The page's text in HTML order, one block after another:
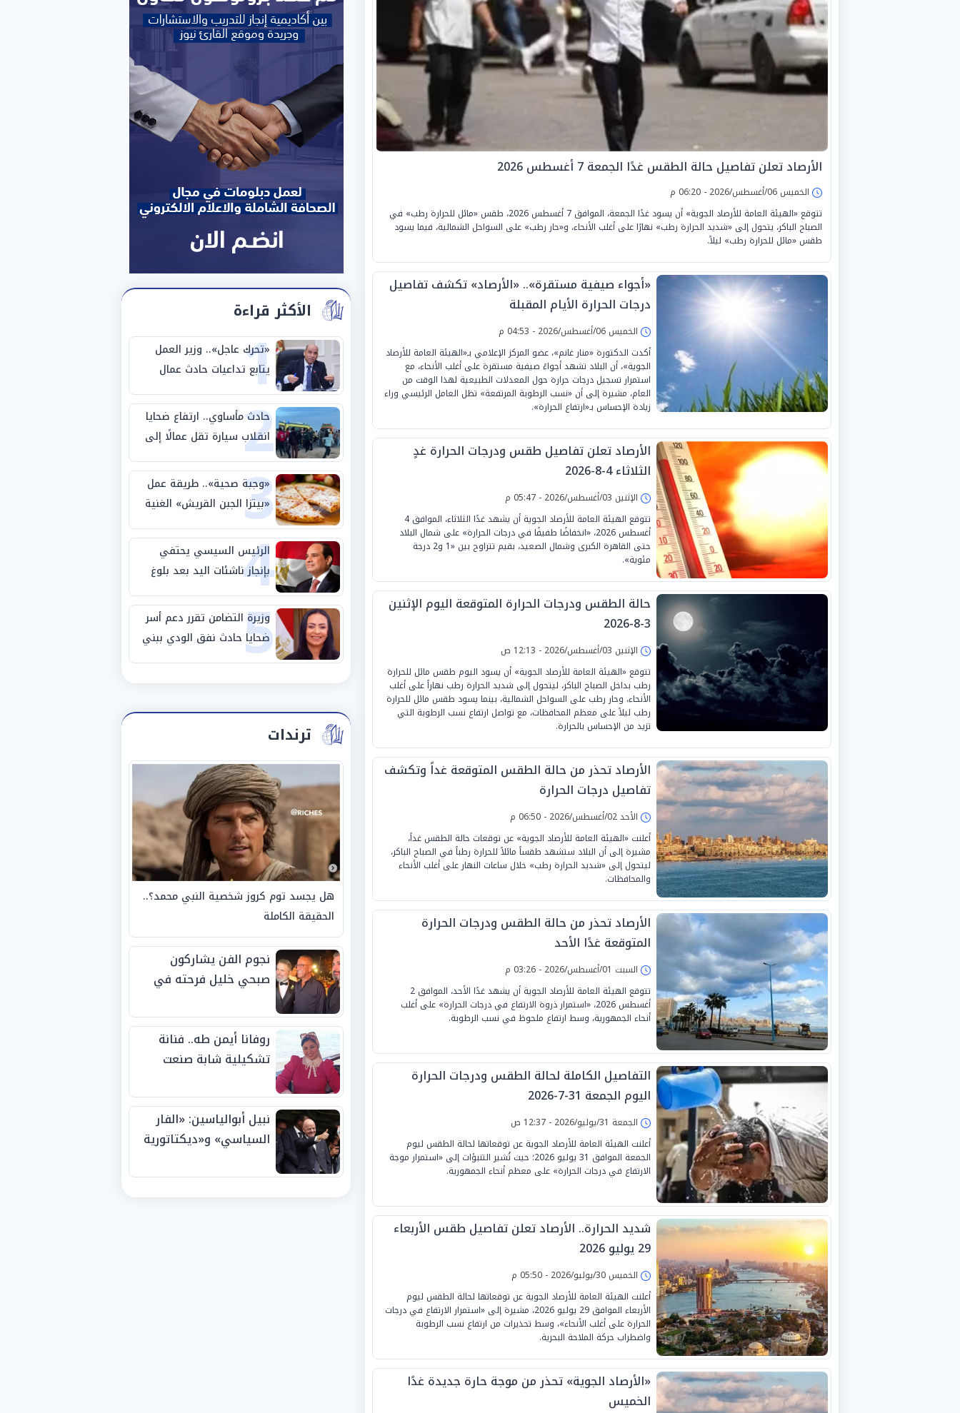
الأرصاد تعلن تفاصيل حالة الطقس غدًا الجمعة 7 أغسطس 2026
الخميس 06/أغسطس/2026 - 06:20 م
تتوقع «الهيئة العامة للأرصاد الجوية» أن يسود غدًا الجمعة، الموافق 7 أغسطس 2026، طقس «مائل للحرارة رطب» في
الصباح الباكر، يتحول إلى «شديد الحرارة رطب» نهارًا على أغلب الأنحاء، و«حار رطب» على السواحل الشمالية، فيما يسود
طقس «مائل للحرارة رطب» ليلاً.
«أجواء صيفية مستقرة».. «الأرصاد» تكشف تفاصيل
درجات الحرارة الأيام المقبلة
الخميس 06/أغسطس/2026 - 04:53 م
أكدت الدكتورة «منار غانم»، عضو المركز الإعلامي بـ«الهيئة العامة للأرصاد
الجوية»، أن البلاد تشهد أجواءً صيفية مستقرة على أغلب الأنحاء، مع
استمرار تسجيل درجات حرارة حول المعدلات الطبيعية لهذا الوقت من
العام، مشيرة إلى أن «نسب الرطوبة المرتفعة» تظل العامل الرئيسي وراء
زيادة الإحساس بـ«ارتفاع الحرارة».
الأرصاد تعلن تفاصيل طقس ودرجات الحرارة غدٍ
الثلاثاء 4-8-2026
الإثنين 03/أغسطس/2026 - 05:47 م
تتوقع الهيئة العامة للأرصاد الجوية أن يشهد غدًا الثلاثاء، الموافق 4
أغسطس 2026، «انخفاضًا طفيفًا في درجات الحرارة» على شمال البلاد
حتى القاهرة الكبرى وشمال الصعيد، بقيم تتراوح بين «1 و2 درجة
مئوية».
حالة الطقس ودرجات الحرارة المتوقعة اليوم الإثنين
3-8-2026
الإثنين 03/أغسطس/2026 - 12:13 ص
تتوقع «الهيئة العامة للأرصاد الجوية» أن يسود اليوم طقس مائل للحرارة
رطب بداخل الصباح الباكر، ليتحول إلى شديد الحرارة رطب نهاراً على أغلب
الأنحاء، وحار رطب على السواحل الشمالية، بينما يسود طقس مائل للحرارة
رطب ليلاً على معظم المحافظات، مع تواصل ارتفاع نسب الرطوبة التي
تزيد من الإحساس بالحرارة.
الأرصاد تحذر من حالة الطقس المتوقعة غداً وتكشف
تفاصيل درجات الحرارة
الأحد 02/أغسطس/2026 - 06:50 م
أعلنت «الهيئة العامة للأرصاد الجوية» عن توقعات حالة الطقس غداً،
مشيرة إلى أن البلاد ستشهد طقساً مائلاً للحرارة رطباً في الصباح الباكر،
ليتحول إلى «شديد الحرارة رطب» خلال ساعات النهار على أغلب الأنحاء
والمحافظات.
الأرصاد تحذر من حالة الطقس ودرجات الحرارة
المتوقعة غدًا الأحد
السبت 01/أغسطس/2026 - 03:26 م
تتوقع الهيئة العامة للأرصاد الجوية أن يشهد غدًا الأحد، الموافق 2
أغسطس 2026، «استمرار ذروة الارتفاع في درجات الحرارة» على أغلب
أنحاء الجمهورية، وسط ارتفاع ملحوظ في نسب الرطوبة.
التفاصيل الكاملة لحالة الطقس ودرجات الحرارة
اليوم الجمعة 31-7-2026
الجمعة 31/يوليو/2026 - 12:37 ص
أعلنت الهيئة العامة للأرصاد الجوية عن توقعاتها لحالة الطقس ليوم
الجمعة الموافق 31 يوليو 2026؛ حيث تُشير التنبؤات إلى «استمرار موجة
الارتفاع في درجات الحرارة» على معظم أنحاء الجمهورية.
شديد الحرارة.. الأرصاد تعلن تفاصيل طقس الأربعاء
29 يوليو 2026
الخميس 30/يوليو/2026 - 05:50 م
أعلنت الهيئة العامة للأرصاد الجوية عن توقعاتها لحالة الطقس ليوم
الأربعاء الموافق 29 يوليو 2026، مشيرة إلى «استمرار الارتفاع في درجات
الحرارة على أغلب الأنحاء»، وسط تحذيرات من ارتفاع نسب الرطوبة
واضطراب حركة الملاحة البحرية.
«الأرصاد الجوية» تحذر من موجة حارة جديدة غدًا
الخميس
الأكثر قراءة
1
«تحرك عاجل».. وزير العمل
يتابع تداعيات حادث عمال
طريق بني سويف الصحراوي
2
حادث مأساوي.. ارتفاع ضحايا
انقلاب سيارة تقل عمالًا إلى
14 شخصًا
3
«وجبة صحية».. طريقة عمل
«بيتزا الجبن القريش» الغنية
بالبروتين
4
الرئيس السيسي يحتفي
بإنجاز ناشئات اليد بعد بلوغ
نصف نهائي كأس العالم
5
وزيرة التضامن تقرر دعم أسر
ضحايا حادث نفق الودي ببني
سويف
ترندات
هل يجسد توم كروز شخصية النبي محمد؟..
الحقيقة الكاملة
نجوم الفن يشاركون
صبحي خليل فرحته في
روفانا أيمن طه.. فنانة
تشكيلية شابة صنعت
الجوائز منذ الصغر
نبيل أبوالياسين: «الفار
السياسي» و«ديكتاتورية
الفيفا».. وإقالة